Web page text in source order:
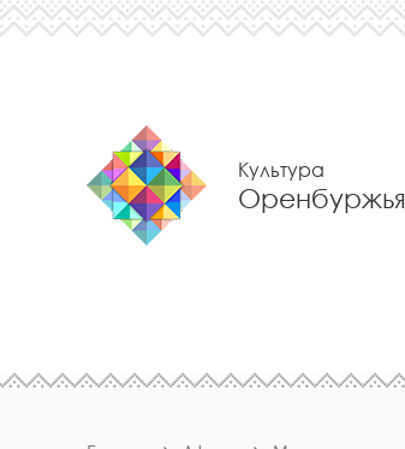
Культура
Оренбуржья